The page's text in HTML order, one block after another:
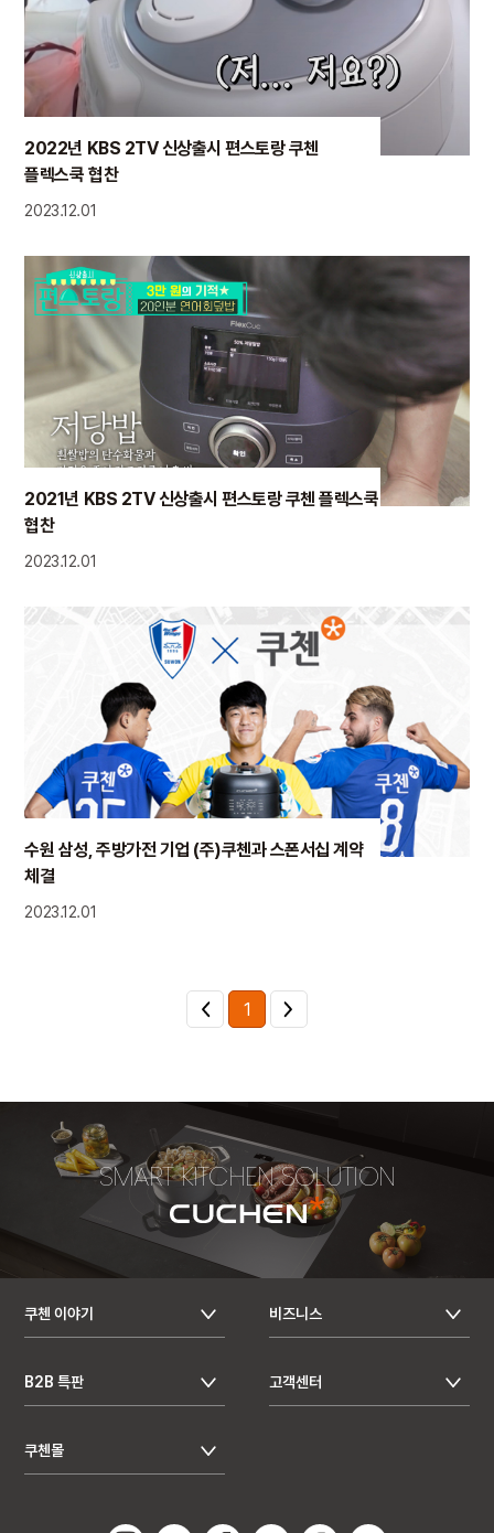
2022년 KBS 2TV 신상출시 편스토랑 쿠첸
플렉스쿡 협찬
2023.12.01
2021년 KBS 2TV 신상출시 편스토랑 쿠첸 플렉스쿡
협찬
2023.12.01
수원 삼성, 주방가전 기업 (주)쿠첸과 스폰서십 계약
체결
2023.12.01
1
SMART KITCHEN SOLUTION
쿠첸 이야기 비즈니스
B2B 특판 고객센터
쿠첸몰